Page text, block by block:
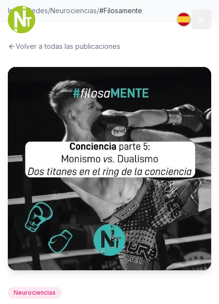
Inicio/Redes/Neurociencias/#Filosamente
Volver a todas las publicaciones
Neurociencias